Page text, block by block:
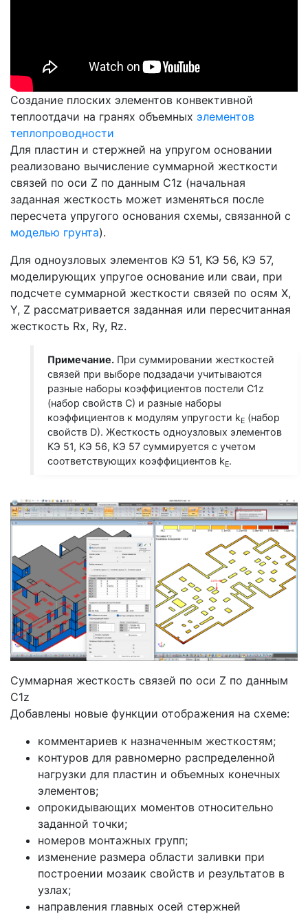
Создание плоских элементов конвективной
теплоотдачи на гранях объемных элементов
теплопроводности
Для пластин и стержней на упругом основании
реализовано вычисление суммарной жесткости
связей по оси Z по данным C1z (начальная
заданная жесткость может изменяться после
пересчета упругого основания схемы, связанной с
моделью грунта).
Для одноузловых элементов КЭ 51, КЭ 56, КЭ 57,
моделирующих упругое основание или сваи, при
подсчете суммарной жесткости связей по осям X,
Y, Z рассматривается заданная или пересчитанная
жесткость Rx, Ry, Rz.
Примечание.При суммировании жесткостей
связей при выборе подзадачи учитываются
разные наборы коэффициентов постели C1z
(набор свойств C) и разные наборы
коэффициентов к модулям упругости kE(набор
свойств D). Жесткость одноузловых элементов
КЭ 51, КЭ 56, КЭ 57 суммируется с учетом
соответствующих коэффициентов kE.
Суммарная жесткость связей по оси Z по данным
C1z
Добавлены новые функции отображения на схеме:
комментариев к назначенным жесткостям;
контуров для равномерно распределенной
нагрузки для пластин и объемных конечных
элементов;
опрокидывающих моментов относительно
заданной точки;
номеров монтажных групп;
изменение размера области заливки при
построении мозаик свойств и результатов в
узлах;
направления главных осей стержней